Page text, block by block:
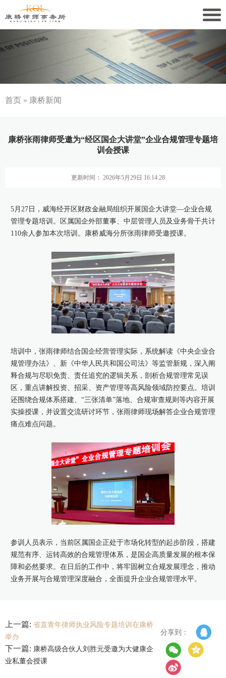
关于康桥
康桥文化
康桥党建
康桥法治研究院
首页 » 康桥新闻
康桥张雨律师受邀为“经区国企大讲堂”企业合规管理专题培
训会授课
更新时间： 2026年5月29日 16:14:28
5月27日，威海经开区财政金融局组织开展国企大讲堂—企业合规
管理专题培训。区属国企外部董事、中层管理人员及业务骨干共计
110余人参加本次培训。康桥威海分所张雨律师受邀授课。
培训中，张雨律师结合国企经营管理实际，系统解读《中央企业合
规管理办法》、新《中华人民共和国公司法》等监管新规，深入阐
释合规与尽职免责、责任追究的逻辑关系，剖析合规管理常见误
区，重点讲解投资、招采、资产管理等高风险领域防控要点。培训
还围绕合规体系搭建、“三张清单”落地、合规审查规则等内容开展
实操授课，并设置交流研讨环节，张雨律师现场解答企业合规管理
痛点难点问题。
参训人员表示，当前区属国企正处于市场化转型的起步阶段，搭建
规范有序、运转高效的合规管理体系，是国企高质量发展的根本保
障和必然要求。在日后的工作中，将牢固树立合规发展理念，推动
业务开展与合规管理深度融合，全面提升企业合规管理水平。
上一篇: 省直青年律师执业风险专题培训在康桥
举办
下一篇: 康桥高级合伙人刘胜元受邀为大健康企
业私董会授课
分享到：